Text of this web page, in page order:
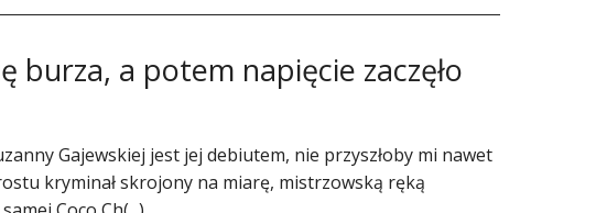
burza, a potem napięcie zaczęło
Gajewskiej jest jej debiutem, nie przyszłoby mi nawet
kryminał skrojony na miarę, mistrzowską ręką